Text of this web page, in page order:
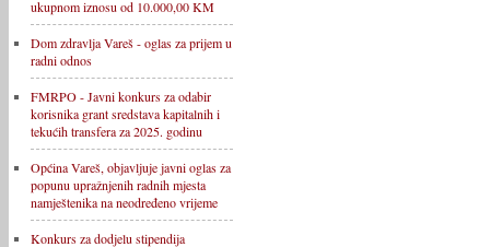
ukupnom iznosu od 10.000,00 KM
Dom zdravlja Vareš - oglas za prijem u
radni odnos
FMRPO - Javni konkurs za odabir
korisnika grant sredstava kapitalnih i
tekućih transfera za 2025. godinu
Općina Vareš, objavljuje javni oglas za
popunu upražnjenih radnih mjesta
namještenika na neodređeno vrijeme
Konkurs za dodjelu stipendija